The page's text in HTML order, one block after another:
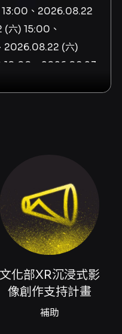
、2026.08.22
六) 15:00、
2026.08.22 (六)
10:00、2026.08.23
) 13:00、
) 10:00、
(六) 16:00、
2026.08.30 (日)
11:00、2026.08.30
(日) 14:00、
17:00
文化部XR沉浸式影
像創作支持計畫
補助